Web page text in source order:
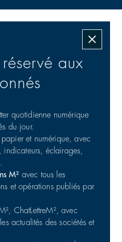
aux
quotidienne numérique
du jour.
papier et numérique, avec
indicateurs, éclairages,
M² avec tous les
et opérations publiés par
ChatLettreM², avec
actualités des sociétés et
de 25 actifs en